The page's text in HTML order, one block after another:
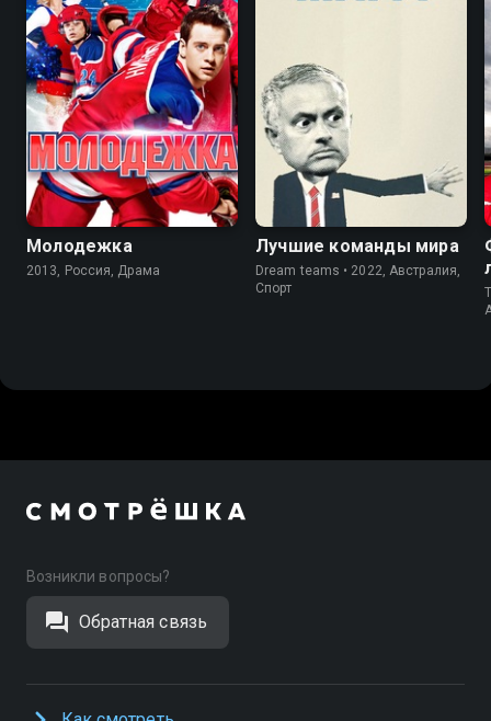
7.9 5.6
Молодежка
2013, Россия, Драма
Лучшие команды мира
Dream teams • 2022, Австралия,
Спорт
Возникли вопросы?
Обратная связь